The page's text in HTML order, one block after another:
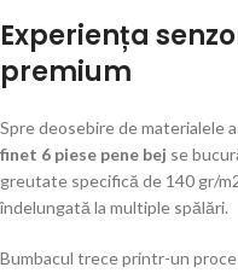
Experiența
premium
Spre deosebire de materialele
finet 6 piese pene bej se
greutate specifică de 140 gr/
îndelungată la multiple spălări.
Bumbacul trece printr-un